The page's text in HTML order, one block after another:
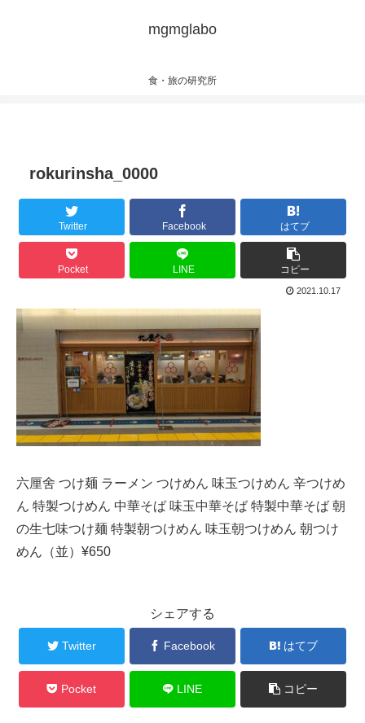
mgmglabo
食・旅の研究所
rokurinsha_0000
Twitter Facebook はてブ
Pocket LINE コピー
2021.10.17
六厘舍 つけ麺 ラーメン つけめん 味玉つけめん 辛つけめ
ん 特製つけめん 中華そば 味玉中華そば 特製中華そば 朝
の生七味つけ麺 特製朝つけめん 味玉朝つけめん 朝つけ
めん（並）¥650
シェアする
Twitter Facebook はてブ
Pocket LINE コピー